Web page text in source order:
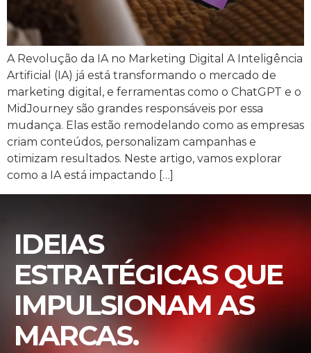
A Revolução da IA no Marketing Digital A Inteligência
Artificial (IA) já está transformando o mercado de
marketing digital, e ferramentas como o ChatGPT e o
MidJourney são grandes responsáveis por essa
mudança. Elas estão remodelando como as empresas
criam conteúdos, personalizam campanhas e
otimizam resultados. Neste artigo, vamos explorar
como a IA está impactando […]
IDEIAS
ESTRATÉGICAS QUE
IMPULSIONAM AS
MARCAS.